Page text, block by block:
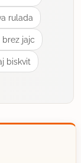
rulada
brez jajc
biskvit